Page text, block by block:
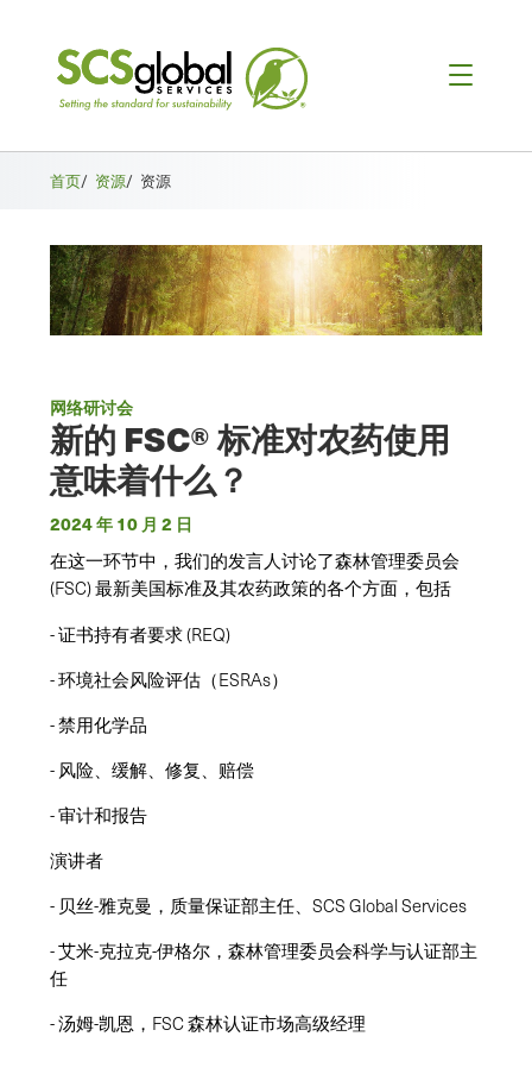
首页/ 资源/ 资源
网络研讨会
新的 FSC® 标准对农药使用
意味着什么？
2024 年 10 月 2 日
在这一环节中，我们的发言人讨论了森林管理委员会
(FSC) 最新美国标准及其农药政策的各个方面，包括
- 证书持有者要求 (REQ)
- 环境社会风险评估（ESRAs）
- 禁用化学品
- 风险、缓解、修复、赔偿
- 审计和报告
演讲者
- 贝丝-雅克曼，质量保证部主任、SCS Global Services
- 艾米-克拉克-伊格尔，森林管理委员会科学与认证部主
任
- 汤姆-凯恩，FSC 森林认证市场高级经理